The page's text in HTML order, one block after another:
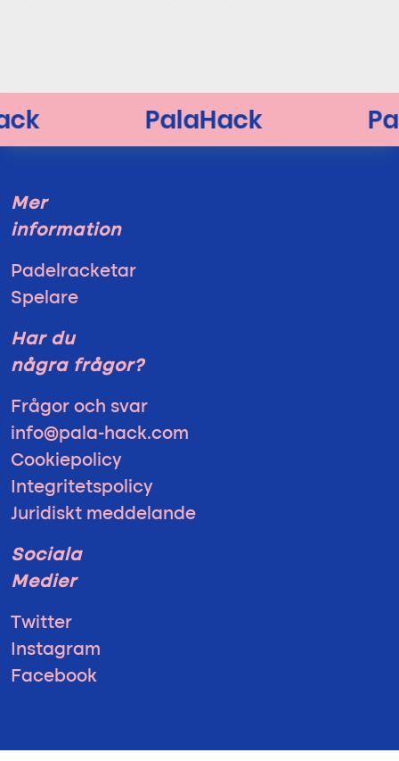
Mer
information
Padelracketar
Spelare
Har du
några frågor?
Frågor och svar
info@pala-hack.com
Cookiepolicy
Integritetspolicy
Juridiskt meddelande
Sociala
Medier
Twitter
Instagram
Facebook